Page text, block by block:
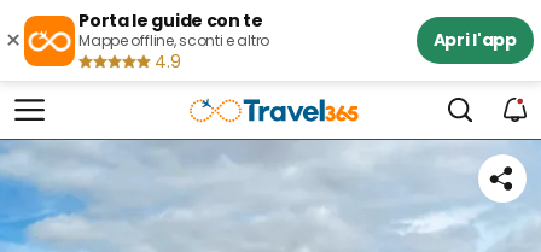
×
Porta le guide con te
Mappe offline, sconti e altro
4.9
Apri l'app